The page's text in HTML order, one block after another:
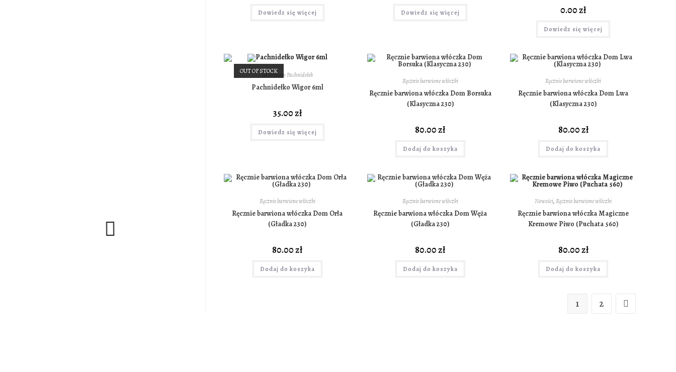
Dowiedz się więcej Dowiedz się więcej 0.00zł
Dowiedz się więcej
OUT OF STOCKArchiwum Pachnidełek
Pachnidełko Wigor 6ml
35.00zł
Dowiedz się więcej
Ręcznie barwione włóczki
Ręcznie barwiona włóczka Dom Borsuka
(Klasyczna 230)
80.00zł
Dodaj do koszyka
Ręcznie barwione włóczki
Ręcznie barwiona włóczka Dom Lwa
(Klasyczna 230)
80.00zł
Dodaj do koszyka
Ręcznie barwione włóczki
Ręcznie barwiona włóczka Dom Orła
(Gładka 230)
80.00zł
Dodaj do koszyka
Ręcznie barwione włóczki
Ręcznie barwiona włóczka Dom Węża
(Gładka 230)
80.00zł
Dodaj do koszyka
Nowości,Ręcznie barwione włóczki
Ręcznie barwiona włóczka Magiczne
Kremowe Piwo (Puchata 560)
80.00zł
Dodaj do koszyka
1 2